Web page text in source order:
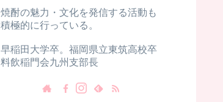
焼酎の魅力・文化を発信する活動も
積極的に行っている。
早稲田大学卒。福岡県立東筑高校卒
料飲稲門会九州支部長